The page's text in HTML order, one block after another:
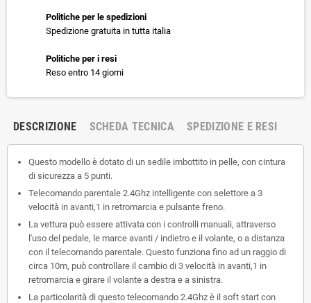
Politiche per le spedizioni
Spedizione gratuita in tutta italia
Politiche per i resi
Reso entro 14 giorni
DESCRIZIONE SCHEDA TECNICA SPEDIZIONE E RESI
Questo modello è dotato di un sedile imbottito in pelle, con cintura
di sicurezza a 5 punti.
Telecomando parentale 2.4Ghz intelligente con selettore a 3
velocità in avanti,1 in retromarcia e pulsante freno.
La vettura può essere attivata con i controlli manuali, attraverso
l'uso del pedale, le marce avanti / indietro e il volante, o a distanza
con il telecomando parentale. Questo funziona fino ad un raggio di
circa 10m, può controllare il cambio di 3 velocità in avanti,1 in
retromarcia e girare il volante a destra e a sinistra.
La particolarità di questo telecomando 2.4Ghz è il soft start con